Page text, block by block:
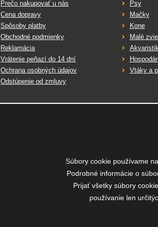
je
v
Prečo nakupovať u nás
Cena dopravy
Spôsoby platby
Obchodné podmienky
Reklamácia
Vrátenie peňazí do 14 dní
Ochrana osobných údajov
Odstúpenie od zmluvy
Psy
Mačky
Kone
Malé
Vtáky a
Súbory cookie používame
Podrobné informácie o
Prijať všetky súbory
používanie len